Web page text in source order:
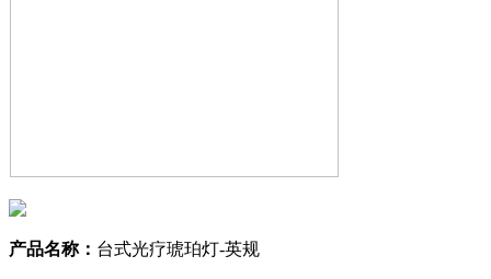
产品名称： 台式光疗琥珀灯-英规